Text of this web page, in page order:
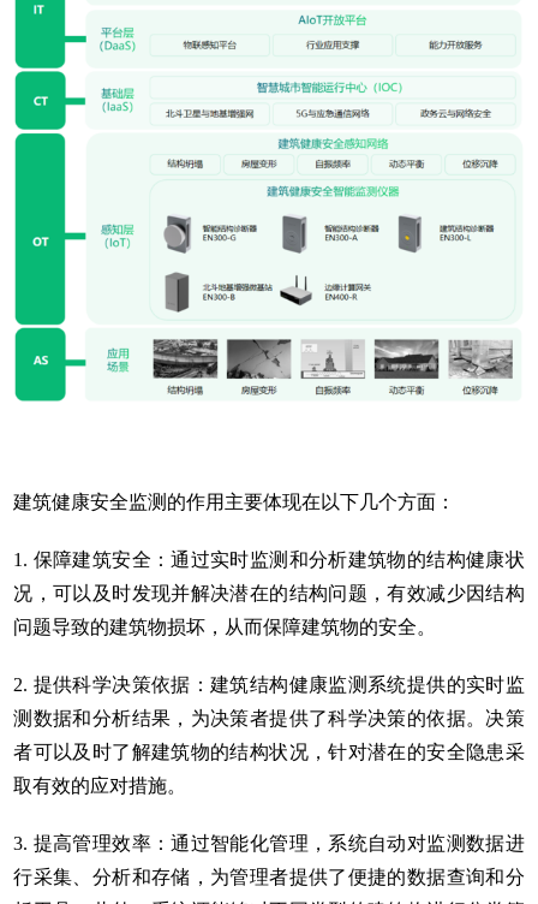
建筑健康安全监测的作用主要体现在以下几个方面：
1. 保障建筑安全：通过实时监测和分析建筑物的结构健康状
况，可以及时发现并解决潜在的结构问题，有效减少因结构
问题导致的建筑物损坏，从而保障建筑物的安全。
2. 提供科学决策依据：建筑结构健康监测系统提供的实时监
测数据和分析结果，为决策者提供了科学决策的依据。决策
者可以及时了解建筑物的结构状况，针对潜在的安全隐患采
取有效的应对措施。
3. 提高管理效率：通过智能化管理，系统自动对监测数据进
行采集、分析和存储，为管理者提供了便捷的数据查询和分